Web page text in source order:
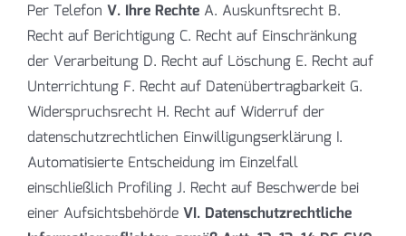
Per Telefon V. Ihre Rechte A. Auskunftsrecht B.
Recht auf Berichtigung C. Recht auf Einschränkung
der Verarbeitung D. Recht auf Löschung E. Recht auf
Unterrichtung F. Recht auf Datenübertragbarkeit G.
Widerspruchsrecht H. Recht auf Widerruf der
datenschutzrechtlichen Einwilligungserklärung I.
Automatisierte Entscheidung im Einzelfall
einschließlich Profiling J. Recht auf Beschwerde bei
einer Aufsichtsbehörde VI. Datenschutzrechtliche